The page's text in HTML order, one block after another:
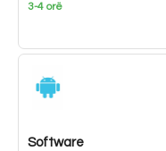
3-4 orë
Software